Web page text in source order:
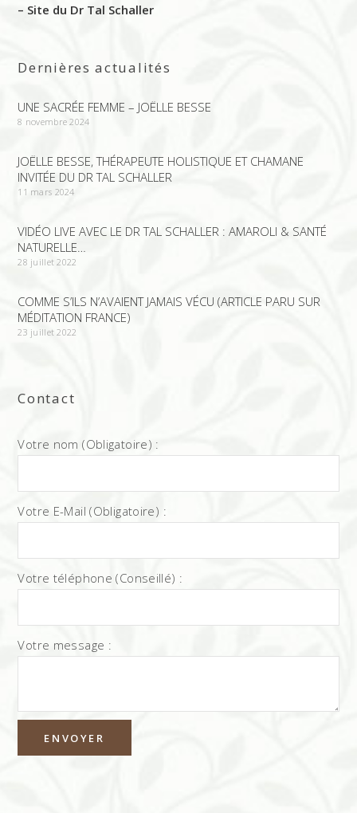
– Site du Dr Tal Schaller
Dernières actualités
UNE SACRÉE FEMME – JOËLLE BESSE
8 novembre 2024
JOËLLE BESSE, THÉRAPEUTE HOLISTIQUE ET CHAMANE
INVITÉE DU DR TAL SCHALLER
11 mars 2024
VIDÉO LIVE AVEC LE DR TAL SCHALLER : AMAROLI & SANTÉ
NATURELLE…
28 juillet 2022
COMME S’ILS N’AVAIENT JAMAIS VÉCU (ARTICLE PARU SUR
MÉDITATION FRANCE)
23 juillet 2022
Contact
Votre nom (Obligatoire) :
Votre E-Mail (Obligatoire) :
Votre téléphone (Conseillé) :
Votre message :